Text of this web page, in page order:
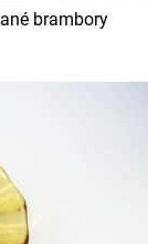
brambory